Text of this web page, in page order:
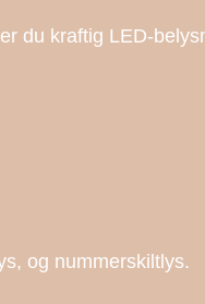
du kraftig LED-
og nummerskiltlys.